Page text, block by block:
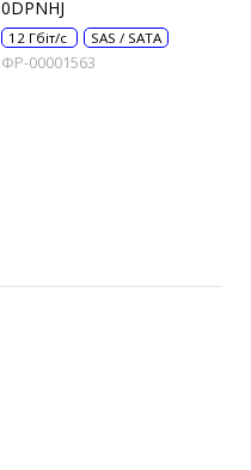
0DPNHJ
12 Гбіт/с SAS / SATA
ФР-00001563